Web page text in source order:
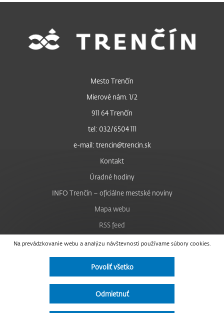
Na prevádzkovanie webu a analýzu návštevnosti používame súbory cookies.
Povoliť všetko
Odmietnuť
Mesto Trenčín
Mierové nám. 1/2
911 64 Trenčín
tel: 032/6504 111
e-mail: trencin@trencin.sk
Kontakt
Úradné hodiny
INFO Trenčín – oficiálne mestské noviny
Mapa webu
RSS feed
Nastavenie cookies
Facebook
Instagram
Vyhlásenie o prístupnosti